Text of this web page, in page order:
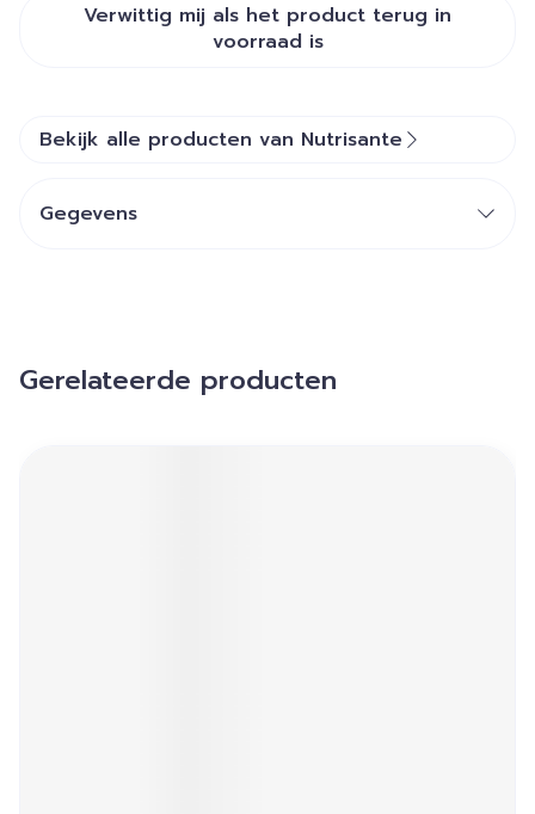
Verwittig mij als het product terug in
voorraad is
Bekijk alle producten van Nutrisante
Gegevens
Gerelateerde producten